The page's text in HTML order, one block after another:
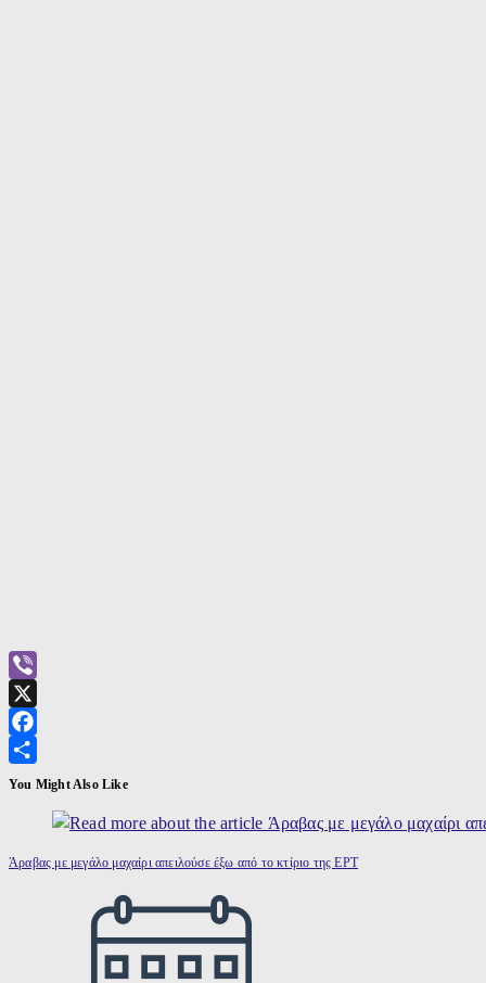
Viber
X
Facebook
Μοιραστείτε
You Might Also Like
Άραβας με μεγάλο μαχαίρι απειλούσε έξω από το κτίριο της ΕΡΤ